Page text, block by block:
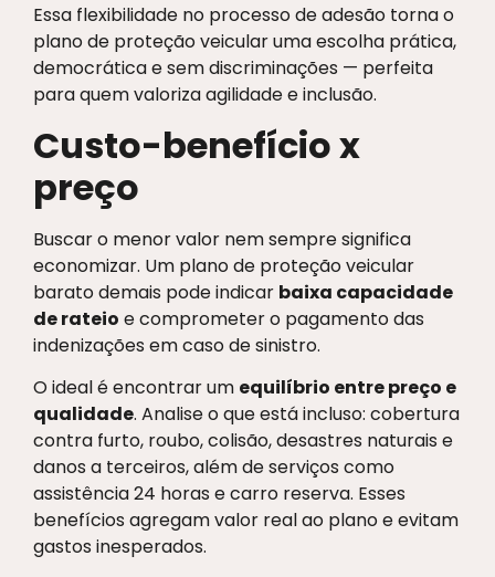
Essa flexibilidade no processo de adesão torna o
plano de proteção veicular uma escolha prática,
democrática e sem discriminações — perfeita
para quem valoriza agilidade e inclusão.
Custo-benefício x
preço
Buscar o menor valor nem sempre significa
economizar. Um plano de proteção veicular
barato demais pode indicar baixa capacidade
de rateio e comprometer o pagamento das
indenizações em caso de sinistro.
O ideal é encontrar um equilíbrio entre preço e
qualidade. Analise o que está incluso: cobertura
contra furto, roubo, colisão, desastres naturais e
danos a terceiros, além de serviços como
assistência 24 horas e carro reserva. Esses
benefícios agregam valor real ao plano e evitam
gastos inesperados.